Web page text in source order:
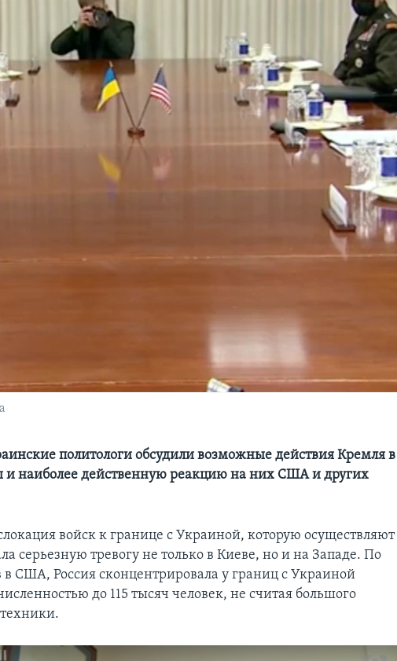
политологи обсудили возможные действия Кремля в
наиболее действенную реакцию на них США и других
войск к границе с Украиной, которую осуществляют
серьезную тревогу не только в Киеве, но и на Западе. По
США, Россия сконцентрировала у границ с Украиной
до 115 тысяч человек, не считая большого